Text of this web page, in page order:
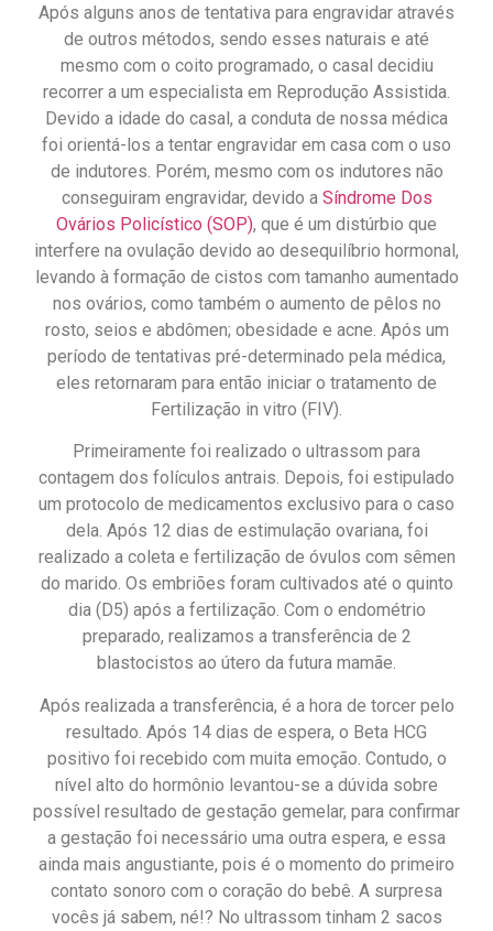
Após alguns anos de tentativa para engravidar através
de outros métodos, sendo esses naturais e até
mesmo com o coito programado, o casal decidiu
recorrer a um especialista em Reprodução Assistida.
Devido a idade do casal, a conduta de nossa médica
foi orientá-los a tentar engravidar em casa com o uso
de indutores. Porém, mesmo com os indutores não
conseguiram engravidar, devido a Síndrome Dos
Ovários Policístico (SOP), que é um distúrbio que
interfere na ovulação devido ao desequilíbrio hormonal,
levando à formação de cistos com tamanho aumentado
nos ovários, como também o aumento de pêlos no
rosto, seios e abdômen; obesidade e acne. Após um
período de tentativas pré-determinado pela médica,
eles retornaram para então iniciar o tratamento de
Fertilização in vitro (FIV).
Primeiramente foi realizado o ultrassom para
contagem dos folículos antrais. Depois, foi estipulado
um protocolo de medicamentos exclusivo para o caso
dela. Após 12 dias de estimulação ovariana, foi
realizado a coleta e fertilização de óvulos com sêmen
do marido. Os embriões foram cultivados até o quinto
dia (D5) após a fertilização. Com o endométrio
preparado, realizamos a transferência de 2
blastocistos ao útero da futura mamãe.
Após realizada a transferência, é a hora de torcer pelo
resultado. Após 14 dias de espera, o Beta HCG
positivo foi recebido com muita emoção. Contudo, o
nível alto do hormônio levantou-se a dúvida sobre
possível resultado de gestação gemelar, para confirmar
a gestação foi necessário uma outra espera, e essa
ainda mais angustiante, pois é o momento do primeiro
contato sonoro com o coração do bebê. A surpresa
vocês já sabem, né!? No ultrassom tinham 2 sacos